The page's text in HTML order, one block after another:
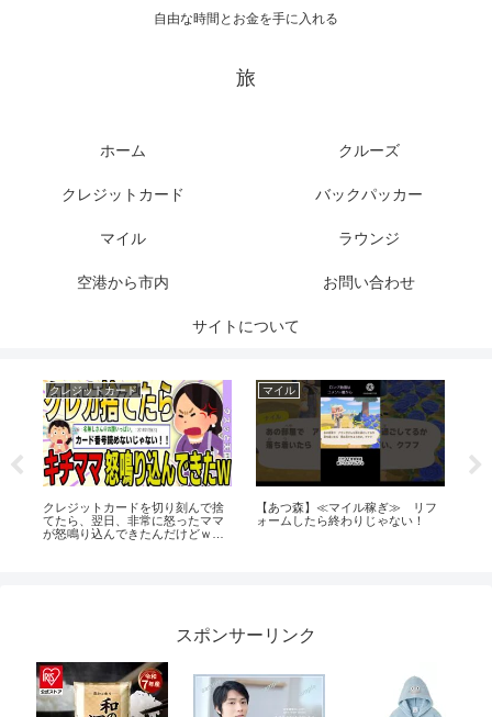
自由な時間とお金を手に入れる
旅
ホーム クルーズ
クレジットカード バックパッカー
マイル ラウンジ
空港から市内 お問い合わせ
サイトについて
クレジットカード
クレジットカードを切り刻んで捨
てたら、翌日、非常に怒ったママ
が怒鳴り込んできたんだけどｗｗ
マイル
【あつ森】≪マイル稼ぎ≫ リフ
ォームしたら終わりじゃない！
スポンサーリンク